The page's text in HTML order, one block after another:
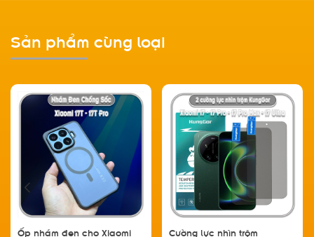
Sản phẩm cùng loại
Ốp nhám đen cho Xiaomi
Cường lực nhìn trộm